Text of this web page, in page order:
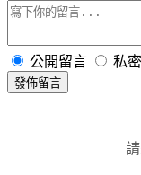
公開留言 私
發佈留言